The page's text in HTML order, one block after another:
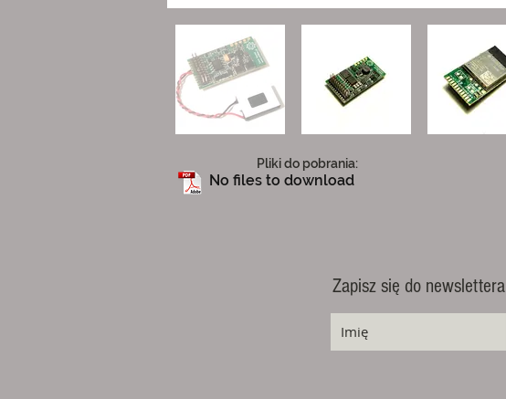
Pliki do pobrania:
No files to download
Zapisz się do newslettera